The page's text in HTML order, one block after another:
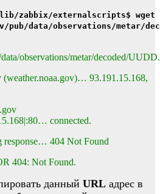
zabbix/externalscripts$ wget
data/observations/metar/
observations/metar/decoded/
(weather.noaa.gov)… 93.191.15.168,
connected.
response… 404 Not Found
404: Not Found.
данный URL адрес в